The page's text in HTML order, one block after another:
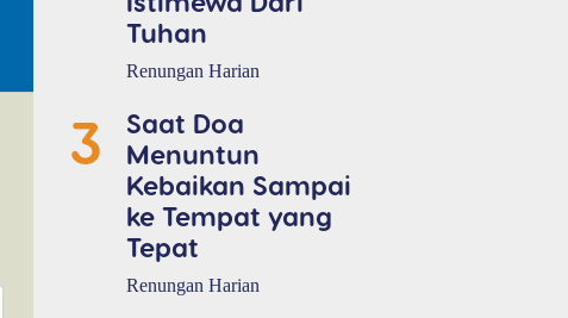
Tuhan
Renungan Harian
3
Saat Doa
Menuntun
Kebaikan Sampai
ke Tempat yang
Tepat
Renungan Harian